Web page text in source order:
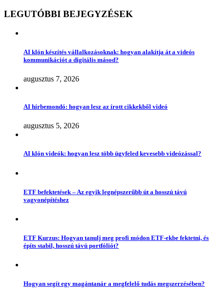
LEGUTÓBBI BEJEGYZÉSEK
AI klón készítés vállalkozásoknak: hogyan alakítja át a videós
kommunikációt a digitális másod?
augusztus 7, 2026
AI hírbemondó: hogyan lesz az írott cikkekből videó
augusztus 5, 2026
AI klón videók: hogyan lesz több ügyfeled kevesebb videózással?
ETF befektetések – Az egyik legnépszerűbb út a hosszú távú
vagyonépítéshez
ETF Kurzus: Hogyan tanulj meg profi módon ETF-ekbe fektetni, és
építs stabil, hosszú távú portfóliót?
Hogyan segít egy magántanár a megfelelő tudás megszerzésében?